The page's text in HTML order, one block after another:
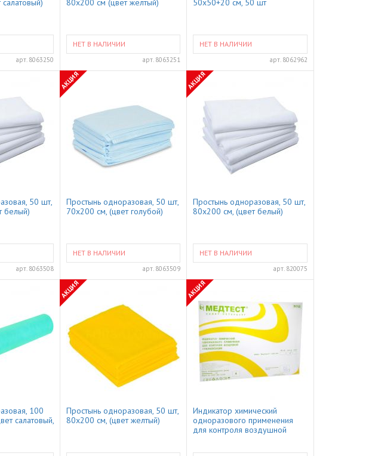
арт. 8063250
80x200 см (цвет желтый)
НЕТ В НАЛИЧИИ
арт. 8063251
50x50+20 см, 50 шт
НЕТ В НАЛИЧИИ
арт. 8062962
50 шт,
белый)
арт. 8063508
АКЦИЯ
Простынь одноразовая, 50 шт,
70x200 см, (цвет голубой)
НЕТ В НАЛИЧИИ
арт. 8063509
АКЦИЯ
Простынь одноразовая, 50 шт,
80x200 см, (цвет белый)
НЕТ В НАЛИЧИИ
арт. 820075
100
салатовый,
АКЦИЯ
Простынь одноразовая, 50 шт,
80x200 см, (цвет желтый)
АКЦИЯ
Индикатор химический
одноразового применения
для контроля воздушной